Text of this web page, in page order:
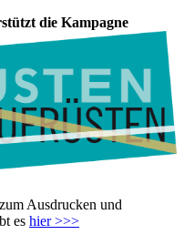
die Kampagne
Ausdrucken und
es hier >>>